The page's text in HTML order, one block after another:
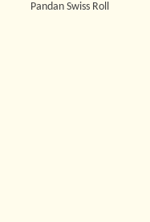
Pandan Swiss Roll